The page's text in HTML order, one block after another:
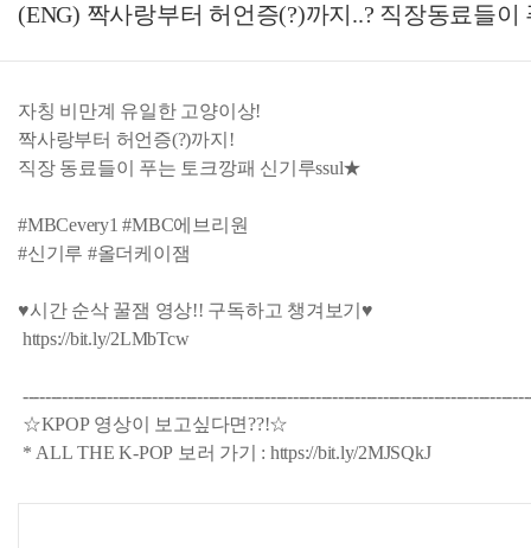
(ENG) 짝사랑부터 허언증(?)까지..? 직장동료들
자칭 비만계 유일한 고양이상!
짝사랑부터 허언증(?)까지!
직장 동료들이 푸는 토크깡패 신기루ssul★
#MBCevery1 #MBC에브리원
#신기루 #올더케이잼
♥시간 순삭 꿀잼 영상!! 구독하고 챙겨보기♥
https://bit.ly/2LMbTcw​
☆KPOP 영상이 보고싶다면??!☆
* ALL THE K-POP 보러 가기 : https://bit.ly/2MJSQkJ